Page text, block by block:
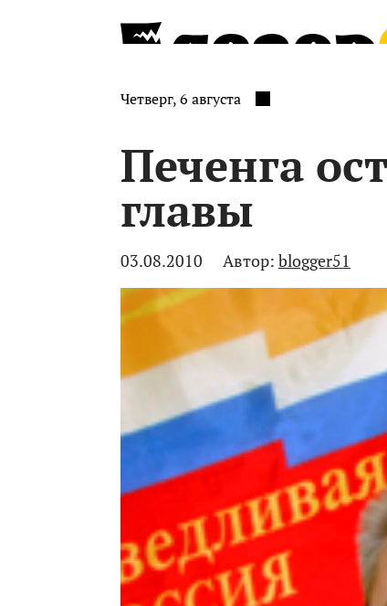
Четверг, 6 августа
Печенга
главы
03.08.2010 Автор: blogger51